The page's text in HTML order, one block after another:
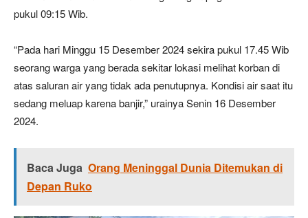
pukul 09:15 Wib.
“Pada hari Minggu 15 Desember 2024 sekira pukul 17.45 Wib
seorang warga yang berada sekitar lokasi melihat korban di
atas saluran air yang tidak ada penutupnya. Kondisi air saat itu
sedang meluap karena banjir,” urainya Senin 16 Desember
2024.
Baca Juga Orang Meninggal Dunia Ditemukan di
Depan Ruko